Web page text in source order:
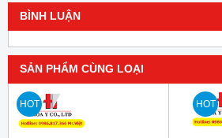
BÌNH LUẬN
SẢN PHẨM CÙNG LOẠI
HOT HOT